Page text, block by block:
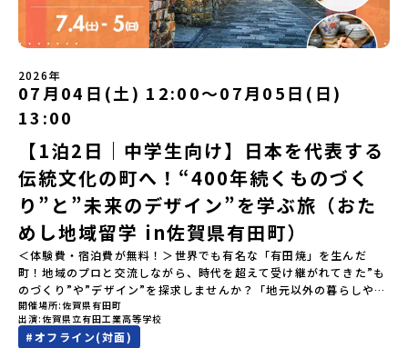
伝統文化に触れたり、本物の冒険が待っています！🔥 ②「初めまし
て」が「一生の友達」に変わる！全国から「新しいことに挑戦した
い！」「今の自分を変えたい！」と思っている同世代の中学生が大
集合！地元の高校生と一緒にご飯を食べて語り合えば、たった数日
で最高の仲間になる！🔥 ③宿泊費・体験費はなんと【無料】！親元
を離れる初めての一人旅でも大丈夫。頼れるスタッフがしっかりサ
ポートするので安心・安全です！ーーーーーーーーーーーーーーー
ーーーーーーーーー📺 全体オンライン説明会（アーカイブ配信）
2026年4月22日に開催された説明会の録画をご覧いただけます。こ
の動画を見れば、あなたの「なんとなく不安」が「絶対に行ってみ
たい！」に変わるはず💡お家からリラックスして視聴してみてくだ
さいね😊▶︎全体説明会のアーカイブはこちら（アーカイブを視聴す
る）YouTube：https://youtu.be/Yt8nd04aNgA?
si=e5erbspvwz5O8_uF【アーカイブ内容】・おためし地域留学の
魅力・メリット・2026年度、日本全国20以上の対象地域について・
安心のサポート体制・質疑応答※各地域の詳細なプログラムは、以
下の【STEP2】個別説明会にて紹介しています。ーーーーーーーー
ーーーーーーーーーーーーーーーー💡疑問も不安もワクワクに変え
る！2つのステップ知りたいことに合わせて、2つの説明会をご活用
2026年
07月04日(土) 12:00〜07月05日(日)
13:00
【1泊2日｜中学生向け】日本を代表する
伝統文化の町へ！“400年続くものづく
り”と”未来のデザイン”を学ぶ旅（おた
めし地域留学 in佐賀県有田町）
＜体験費・宿泊費が無料！＞世界でも有名な「有田焼」を生んだ
町！地域のプロと交流しながら、時代を超えて受け継がれてきた”も
のづくり”や”デザイン”を探求しませんか？「地元以外の暮らしや文
化が気になる。いつか留学してみたい！」「豊かな自然と伝統文
化、町並みに興味がある！」「ものづくりやきれいなデザインが好
き！」そんな中学生のみなさんにおすすめ！「おためし地域留学体
開催場所 佐賀県有田町
出演 佐賀県立有田工業高等学校
#オフライン(対面)